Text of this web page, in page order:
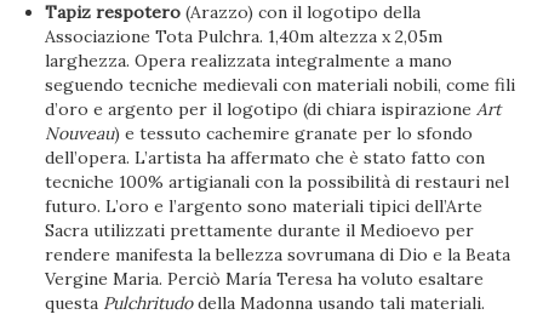
Tapiz respotero (Arazzo) con il logotipo della
Associazione Tota Pulchra. 1,40m altezza x 2,05m
larghezza. Opera realizzata integralmente a mano
seguendo tecniche medievali con materiali nobili, come fili
d’oro e argento per il logotipo (di chiara ispirazioneArt
Nouveau) e tessuto cachemire granate per lo sfondo
dell’opera. L’artista ha affermato che è stato fatto con
tecniche 100% artigianali con la possibilità di restauri nel
futuro. L’oro e l’argento sono materiali tipici dell’Arte
Sacra utilizzati prettamente durante il Medioevo per
rendere manifesta la bellezza sovrumana di Dio e la Beata
Vergine Maria. Perciò María Teresa ha voluto esaltare
questa Pulchritudodella Madonna usando tali materiali.